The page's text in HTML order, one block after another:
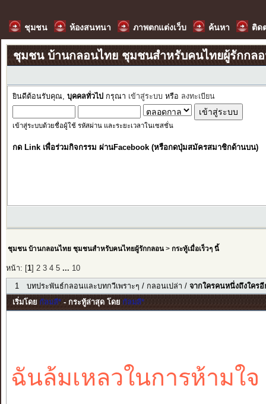
ชุมชน ห้องสนทนา ภาพตกแต่งเว็บ ค้นหา ติด
ชุมชน บ้านกลอนไทย ชุมชนสำหรับคนไทยผู้รักกล
ยินดีต้อนรับคุณ, บุคคลทั่วไป กรุณา เข้าสู่ระบบ หรือ ลงทะเบียน
เข้าสู่ระบบด้วยชื่อผู้ใช้ รหัสผ่าน และระยะเวลาในเซสชั่น
กด Link เพื่อร่วมกิจกรรม ผ่านFacebook (หรือกดปุ่มสมัครสมาชิกด้านบน)
ชุมชน บ้านกลอนไทย ชุมชนสำหรับคนไทยผู้รักกลอน> กระทู้เมื่อเร็วๆ นี้
หน้า: [ 1] 2 3 4 5 ... 10
1 บทประพันธ์กลอนและบทกวีเพราะๆ / กลอนเปล่า / จากใครคนหนึ่งถึงใคร
เริ่มโดย กัลมลี*- กระทู้ล่าสุด โดย กัลมลี*
ฉันล้มเหลวในการห้ามใจ